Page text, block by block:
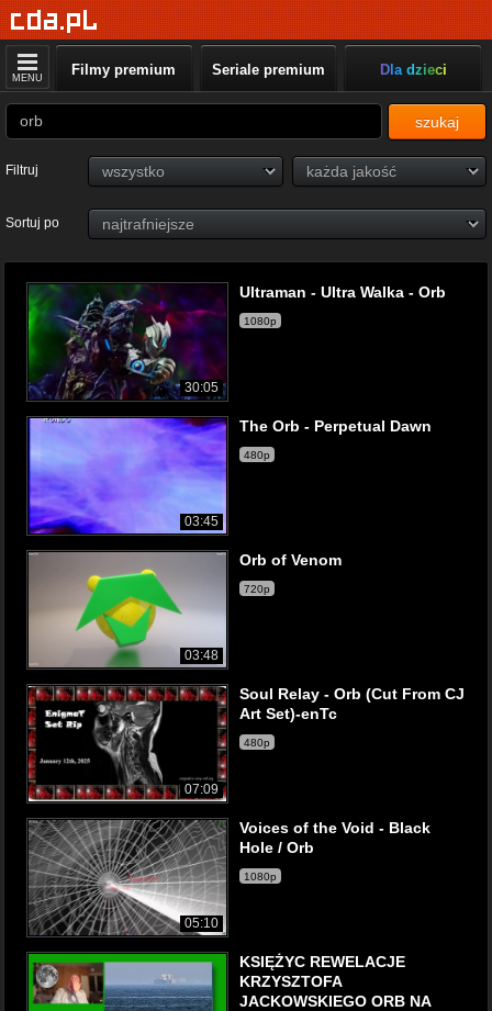
MENU Filmy premium Seriale premium Dla dzieci
szukaj
Filtruj
Sortuj po
30:05
Ultraman - Ultra Walka - Orb
1080p
03:45
The Orb - Perpetual Dawn
480p
03:48
Orb of Venom
720p
07:09
Soul Relay - Orb (Cut From CJ
Art Set)-enTc
480p
05:10
Voices of the Void - Black
Hole / Orb
1080p
KSIĘŻYC REWELACJE
KRZYSZTOFA
JACKOWSKIEGO ORB NA